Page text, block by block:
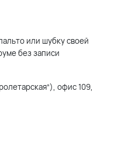
или шубку своей
без записи
офис 109,